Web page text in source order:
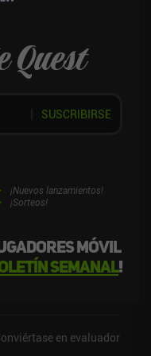
de contenido que los fans
móvil
semanal!
¡Nuevos lanzamientos!
¡Sorteos!
SUSCRIBIRSE
en evaluador